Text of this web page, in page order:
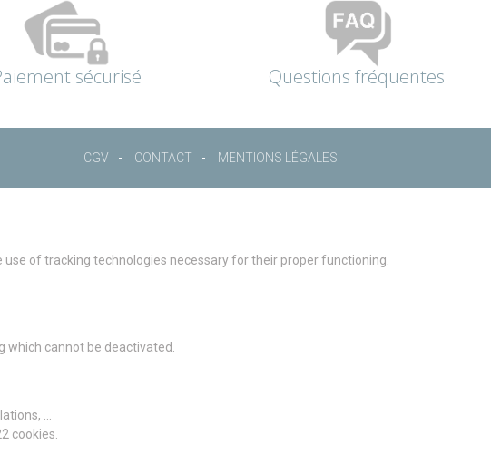
sécurisé Questions fréquentes
CGV CONTACT MENTIONS LÉGALES
of tracking technologies necessary for their proper functioning.
cannot be deactivated.
...
cookies.